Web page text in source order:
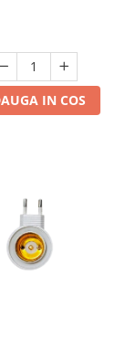
IN COS